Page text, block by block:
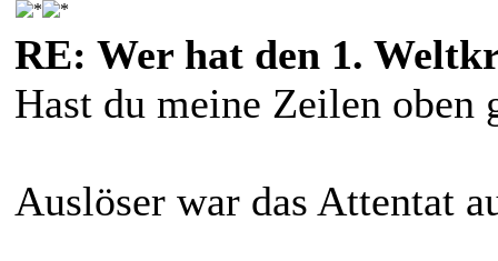
RE: Wer hat den 1.
Hast du meine Zeilen oben
Auslöser war das Attentat